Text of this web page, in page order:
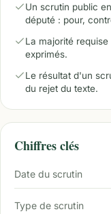
Un scrutin public
député : pour,
La majorité
exprimés.
Le résultat d'un
du rejet du texte.
Chiffres clés
Date du scrutin
Type de scrutin